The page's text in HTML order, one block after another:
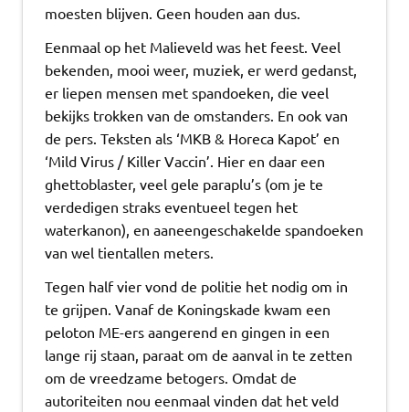
moesten blijven. Geen houden aan dus.
Eenmaal op het Malieveld was het feest. Veel
bekenden, mooi weer, muziek, er werd gedanst,
er liepen mensen met spandoeken, die veel
bekijks trokken van de omstanders. En ook van
de pers. Teksten als ‘MKB & Horeca Kapot’ en
‘Mild Virus / Killer Vaccin’. Hier en daar een
ghettoblaster, veel gele paraplu’s (om je te
verdedigen straks eventueel tegen het
waterkanon), en aaneengeschakelde spandoeken
van wel tientallen meters.
Tegen half vier vond de politie het nodig om in
te grijpen. Vanaf de Koningskade kwam een
peloton ME-ers aangerend en gingen in een
lange rij staan, paraat om de aanval in te zetten
om de vreedzame betogers. Omdat de
autoriteiten nou eenmaal vinden dat het veld